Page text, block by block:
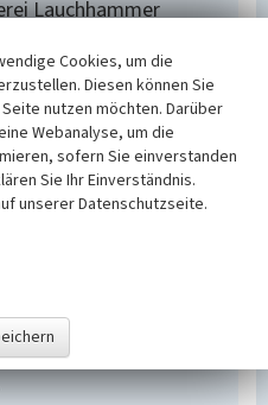
Lauchhammer
Cookies, um die
Diesen können Sie
nutzen möchten. Darüber
Webanalyse, um die
sofern Sie einverstanden
Sie Ihr Einverständnis.
unserer Datenschutzseite.